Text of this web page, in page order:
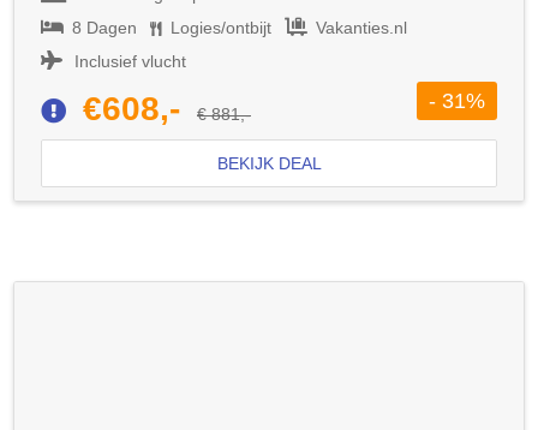
8 Dagen
Logies/ontbijt
Vakanties.nl
Inclusief vlucht
€608,- € 881,-
- 31%
BEKIJK DEAL